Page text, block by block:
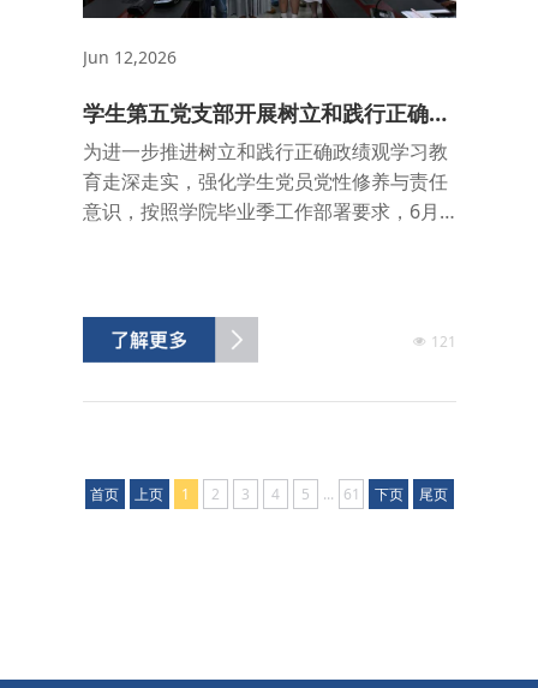
Jun 12,2026
学生第五党支部开展树立和践行正确政
绩观专题党课暨主题党日活动
为进一步推进树立和践行正确政绩观学习教
育走深走实，强化学生党员党性修养与责任
意识，按照学院毕业季工作部署要求，6月
全体党员参与活动。活动伊始，支部组织全
体党员先后聆听两场专题党课。学院党委委
121
首页 上页 1 2 3 4 5 ... 61 下页 尾页